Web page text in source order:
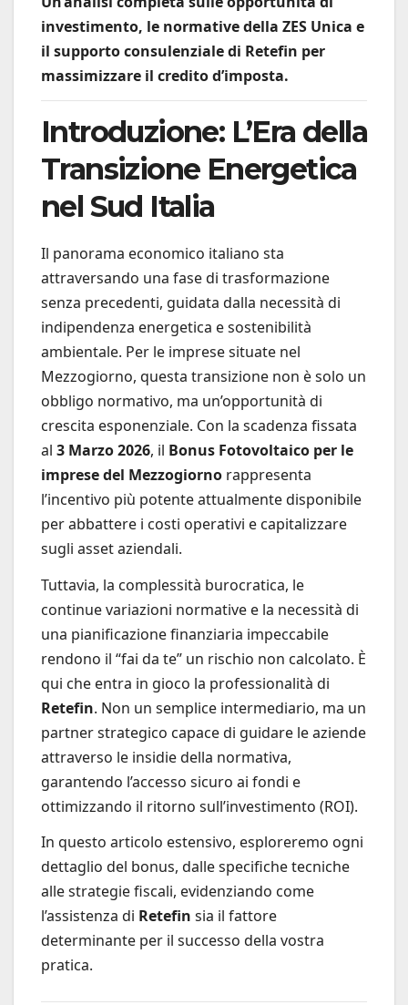
investimento, le normative della ZES Unica e
il supporto consulenziale di Retefin per
massimizzare il credito d’imposta.
Introduzione: L’Era della
Transizione Energetica
nel Sud Italia
Il panorama economico italiano sta
attraversando una fase di trasformazione
senza precedenti, guidata dalla necessità di
indipendenza energetica e sostenibilità
ambientale. Per le imprese situate nel
Mezzogiorno, questa transizione non è solo un
obbligo normativo, ma un’opportunità di
crescita esponenziale. Con la scadenza fissata
al 3 Marzo 2026, il Bonus Fotovoltaico per le
imprese del Mezzogiorno rappresenta
l’incentivo più potente attualmente disponibile
per abbattere i costi operativi e capitalizzare
sugli asset aziendali.
Tuttavia, la complessità burocratica, le
continue variazioni normative e la necessità di
una pianificazione finanziaria impeccabile
rendono il “fai da te” un rischio non calcolato. È
qui che entra in gioco la professionalità di
Retefin. Non un semplice intermediario, ma un
partner strategico capace di guidare le aziende
attraverso le insidie della normativa,
garantendo l’accesso sicuro ai fondi e
ottimizzando il ritorno sull’investimento (ROI).
In questo articolo estensivo, esploreremo ogni
dettaglio del bonus, dalle specifiche tecniche
alle strategie fiscali, evidenziando come
l’assistenza di Retefin sia il fattore
determinante per il successo della vostra
pratica.